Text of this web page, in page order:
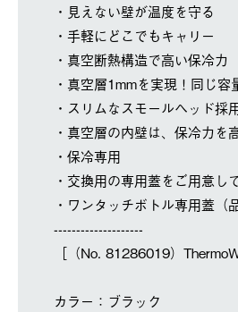
・見えない壁が温度を守る
・手軽にどこでもキャリー
・真空断熱構造で高い保冷力
・真空層1mmを実現！同じ容
・スリムなスモールヘッド採
・真空層の内壁は、保冷力を
・保冷専用
・交換用の専用蓋をご用意
・ワンタッチボトル専用蓋
--------------------
［（No. 81286019）
カラー：ブラック